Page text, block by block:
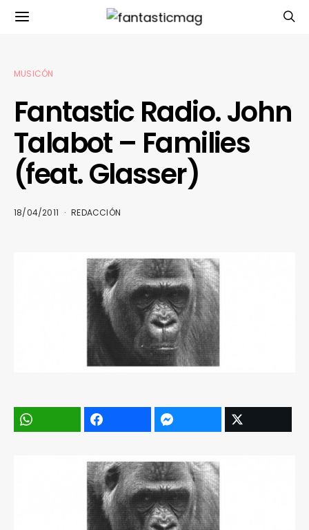
MUSICÓN
Fantastic Radio. John
Talabot – Families
(feat. Glasser)
18/04/2011 REDACCIÓN